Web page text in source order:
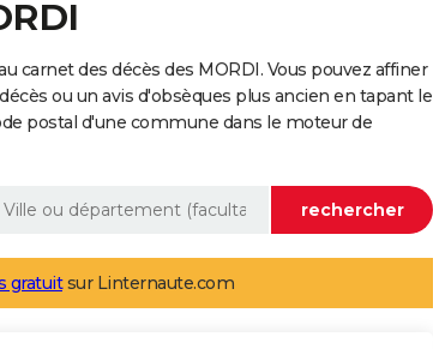
carnet des décès des MORDI. Vous pouvez affiner
ou un avis d'obsèques plus ancien en tapant le
postal d'une commune dans le moteur de
gratuitsur Linternaute.com